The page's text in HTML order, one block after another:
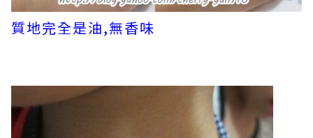
質地完全是油,無香味